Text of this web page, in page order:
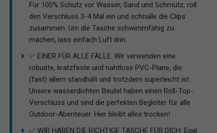
Für 100% Schutz vor Wasser, Sand und Schmutz, roll
den Verschluss 3-4 Mal ein und schnalle die Clips
zusammen. Um die Tasche schwimmfähig zu
machen, lass einfach Luft drin.
✅ EINER FÜR ALLE FÄLLE: Wir verwenden eine
robuste, kratzfeste und nahtlose PVC-Plane, die
(fast) allem standhält und trotzdem superleicht ist.
Unsere wasserdichten Beutel haben einen Roll-Top-
Verschluss und sind die perfekten Begleiter für alle
Outdoor-Abenteuer. Hier bleibt alles trocken!
✅ WIR HABEN DIE RICHTIGE TASCHE FÜR DICH: Egal